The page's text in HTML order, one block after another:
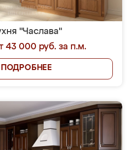
"Часлава"
43 000 руб. за п.м.
ПОДРОБНЕЕ